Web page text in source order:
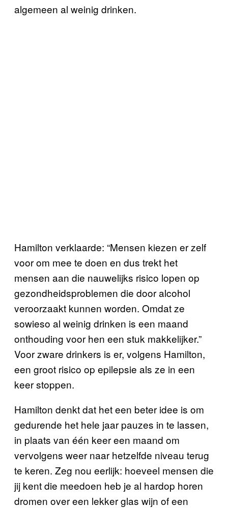
algemeen al weinig drinken.
Hamilton verklaarde: “Mensen kiezen er zelf
voor om mee te doen en dus trekt het
mensen aan die nauwelijks risico lopen op
gezondheidsproblemen die door alcohol
veroorzaakt kunnen worden. Omdat ze
sowieso al weinig drinken is een maand
onthouding voor hen een stuk makkelijker.”
Voor zware drinkers is er, volgens Hamilton,
een groot risico op epilepsie als ze in een
keer stoppen.
Hamilton denkt dat het een beter idee is om
gedurende het hele jaar pauzes in te lassen,
in plaats van één keer een maand om
vervolgens weer naar hetzelfde niveau terug
te keren. Zeg nou eerlijk: hoeveel mensen die
jij kent die meedoen heb je al hardop horen
dromen over een lekker glas wijn of een